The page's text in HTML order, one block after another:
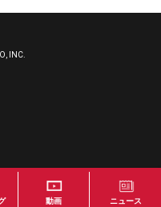
動画 ニュース
INC.